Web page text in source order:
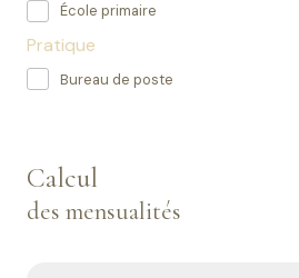
École primaire
Pratique
Bureau de poste
Calcul
des mensualités